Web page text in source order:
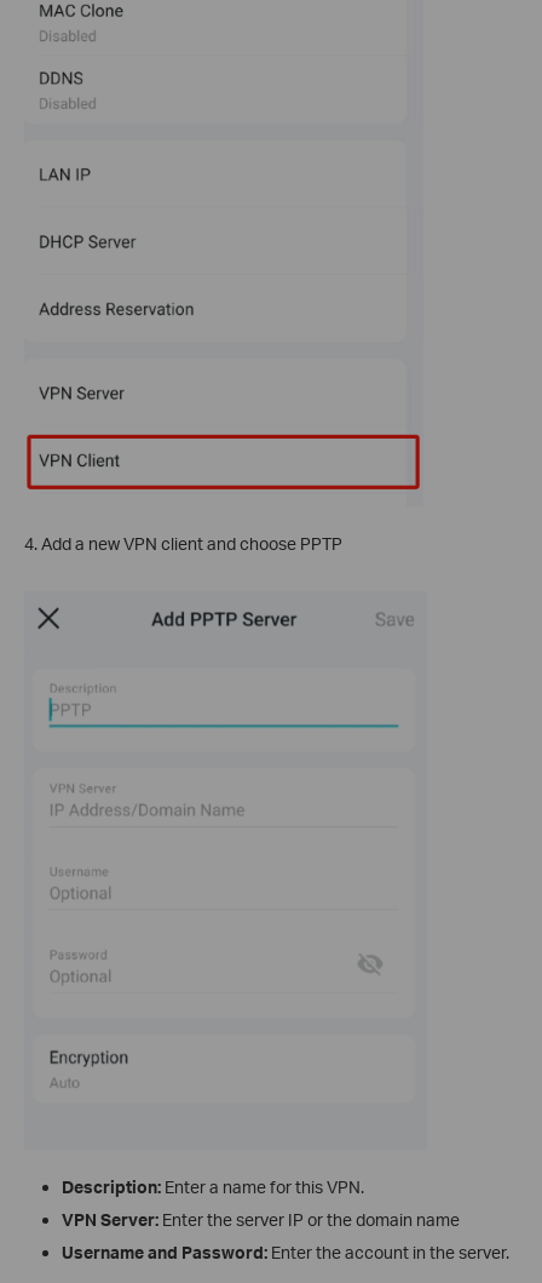
4. Add a new VPN client and choose PPTP
Description:Enter a name for this VPN.
VPN Server:Enter the server IP or the domain name
Username and Password:Enter the account in the server.